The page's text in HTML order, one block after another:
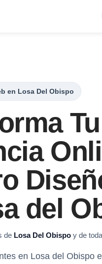
en Losa Del Obispo
Tu
del
de Losa Del Obispo y de
en Losa del Obispo